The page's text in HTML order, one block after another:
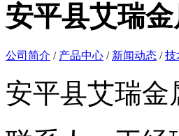
安平县艾瑞
公司简介 / 产品中心 / 新闻动态 /技
安平县艾瑞金